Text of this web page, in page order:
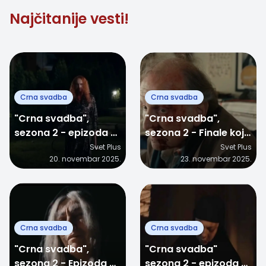
Najčitanije vesti!
Crna svadba
"Crna svadba",
sezona 2 - epizoda 9:
Da li "crna ruka"
konačno otvara
biblioteke?
Svet Plus
20. novembar 2025.
Crna svadba
"Crna svadba",
sezona 2 - Finale koje
sve menja: Šta donosi
poslednja 10.
Svet Plus
23. novembar 2025.
Crna svadba
"Crna svadba",
Crna svadba
"Crna svadba"